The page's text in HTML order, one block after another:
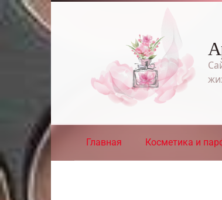
Перейти
к
контенту
Главная Косметика и